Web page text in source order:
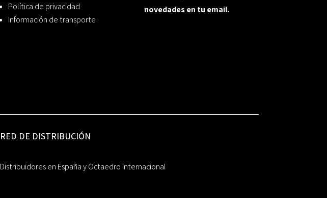
Política de privacidad
Información de transporte
novedades en tu email.
RED DE DISTRIBUCIÓN
Distribuidores en España y Octaedro internacional